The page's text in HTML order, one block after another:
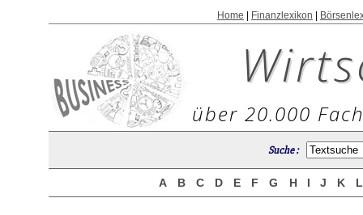
Home Finanzlexikon
über 20.000
Suche :
A B C D E F G H I J K